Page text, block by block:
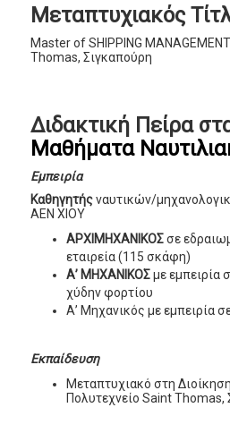
Μεταπτυχιακός
Master of SHIPPING
Thomas, Σιγκαπούρη
Διδακτική Πείρα
Μαθήματα
Εμπειρία
Καθηγητήςναυτικών/
ΑΕΝ ΧΙΟΥ
ΑΡΧΙΜΗΧΑΝΙΚΟΣσε
εταιρεία (115 σκάφη)
Α’ ΜΗΧΑΝΙΚΟΣμε εμπειρία
χύδην φορτίου
Α’ Μηχανικός με εμπειρία
Εκπαίδευση
Μεταπτυχιακό στη
Πολυτεχνείο Saint Thomas,